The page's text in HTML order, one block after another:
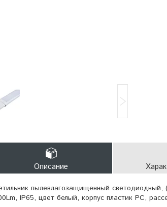
Описание
пылевлагозащищенный
IP65, цвет белый, корпус пластик PC,